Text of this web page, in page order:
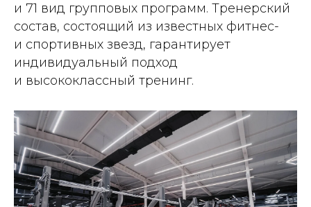
и 71 вид групповых программ. Тренерский
состав, состоящий из известных фитнес-
и спортивных звезд, гарантирует
индивидуальный подход
и высококлассный тренинг.